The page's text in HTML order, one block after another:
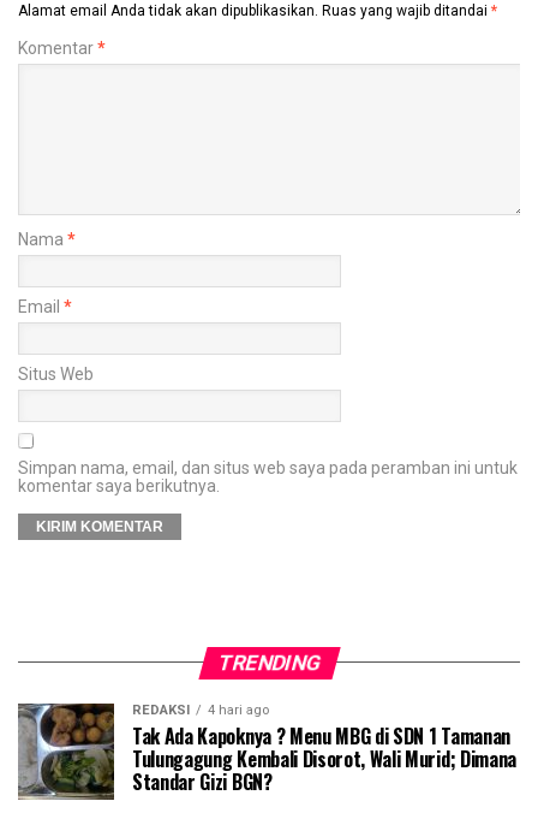
Alamat email Anda tidak akan dipublikasikan. Ruas yang wajib ditandai *
Komentar*
Nama *
Email *
Situs Web
Simpan nama, email, dan situs web saya pada peramban ini untuk
komentar saya berikutnya.
TRENDING
REDAKSI 4 hari ago
Tak Ada Kapoknya ? Menu MBG di SDN 1 Tamanan
Tulungagung Kembali Disorot, Wali Murid; Dimana
Standar Gizi BGN?